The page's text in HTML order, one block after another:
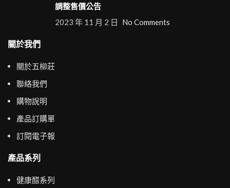
調整售價公告
2023 年 11 月 2 日 No Comments
關於我們
關於五柳莊
聯絡我們
購物說明
產品訂購單
訂閱電子報
產品系列
健康醋系列